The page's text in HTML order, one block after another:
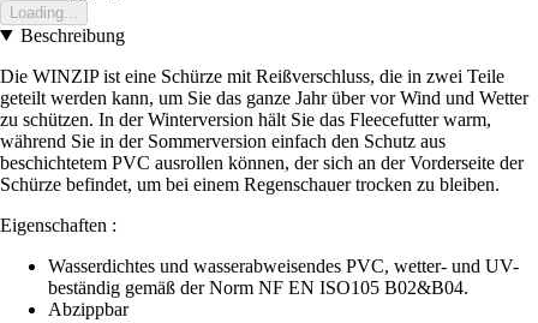
Loading...
Beschreibung
Die WINZIP ist eine Schürze mit Reißverschluss, die in zwei Teile
geteilt werden kann, um Sie das ganze Jahr über vor Wind und Wetter
zu schützen. In der Winterversion hält Sie das Fleecefutter warm,
während Sie in der Sommerversion einfach den Schutz aus
beschichtetem PVC ausrollen können, der sich an der Vorderseite der
Schürze befindet, um bei einem Regenschauer trocken zu bleiben.
Eigenschaften :
Wasserdichtes und wasserabweisendes PVC, wetter- und UV-
beständig gemäß der Norm NF EN ISO105 B02&B04.
Abzippbar